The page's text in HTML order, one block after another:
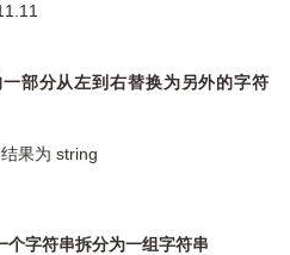
部分从左到右替换为另外的字符
结果为 string
字符串拆分为一组字符串